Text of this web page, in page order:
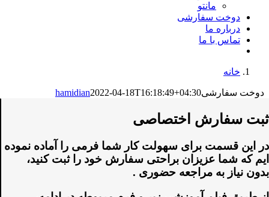
مانتو
دوخت سفارشی
درباره ما
تماس با ما
خانه
دوخت سفارشی hamidian2022-04-18T16:18:49+04:30
ثبت سفارش اختصاصی
در این قسمت برای سهولت کار شما فرمی را آماده نموده
ایم که شما عزیزان براحتی سفارش خود را ثبت کنید،
بدون نیاز به مراجعه حضوری .